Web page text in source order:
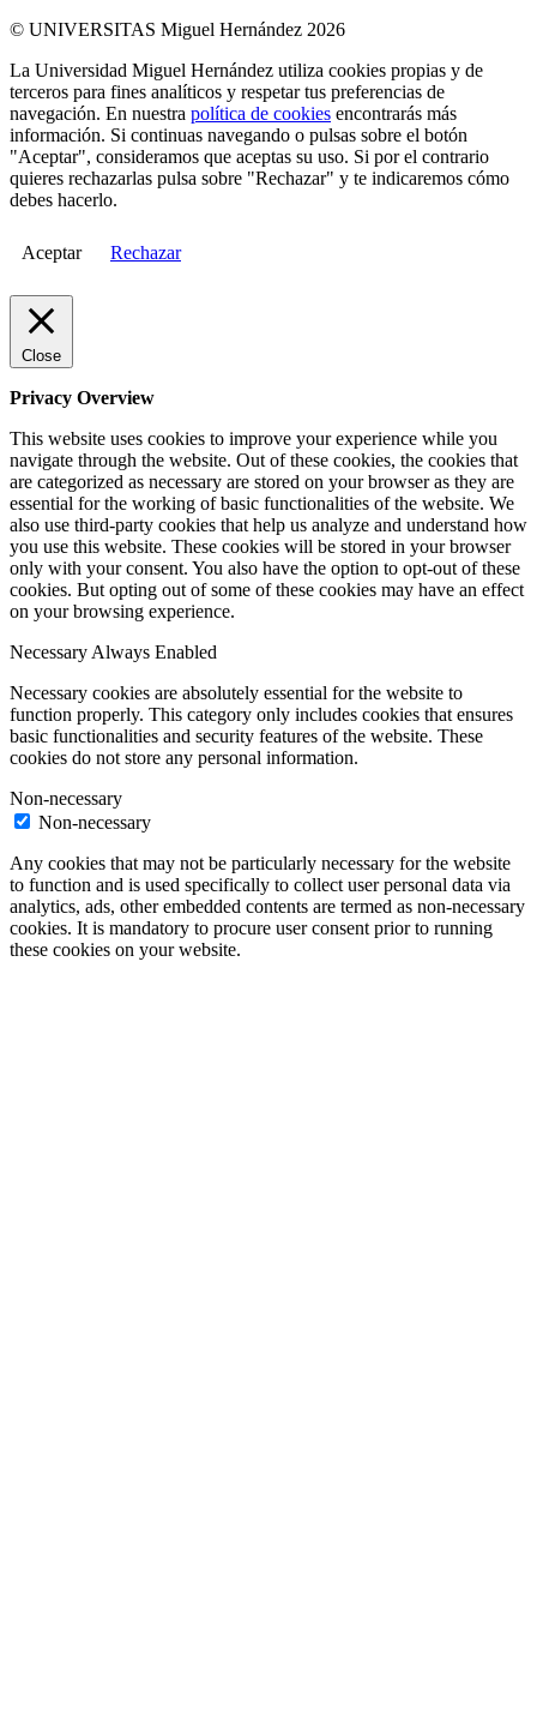
© UNIVERSITAS Miguel Hernández 2026
La Universidad Miguel Hernández utiliza cookies propias y de
terceros para fines analíticos y respetar tus preferencias de
navegación. En nuestra política de cookies encontrarás más
información. Si continuas navegando o pulsas sobre el botón
"Aceptar", consideramos que aceptas su uso. Si por el contrario
quieres rechazarlas pulsa sobre "Rechazar" y te indicaremos cómo
debes hacerlo.
Aceptar Rechazar
Close
Privacy Overview
This website uses cookies to improve your experience while you
navigate through the website. Out of these cookies, the cookies that
are categorized as necessary are stored on your browser as they are
essential for the working of basic functionalities of the website. We
also use third-party cookies that help us analyze and understand how
you use this website. These cookies will be stored in your browser
only with your consent. You also have the option to opt-out of these
cookies. But opting out of some of these cookies may have an effect
on your browsing experience.
NecessaryAlways Enabled
Necessary cookies are absolutely essential for the website to
function properly. This category only includes cookies that ensures
basic functionalities and security features of the website. These
cookies do not store any personal information.
Non-necessary
Non-necessary
Any cookies that may not be particularly necessary for the website
to function and is used specifically to collect user personal data via
analytics, ads, other embedded contents are termed as non-necessary
cookies. It is mandatory to procure user consent prior to running
these cookies on your website.